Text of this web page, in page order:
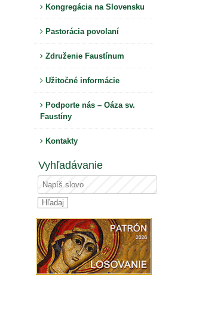
Kongregácia na Slovensku
Pastorácia povolaní
Združenie Faustínum
Užitočné informácie
Podporte nás – Oáza sv.
Faustíny
Kontakty
Vyhľadávanie